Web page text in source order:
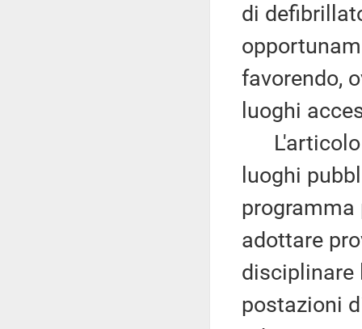
di
favorendo,
luoghi
L'articolo
luoghi
adottare
disciplinare
postazioni